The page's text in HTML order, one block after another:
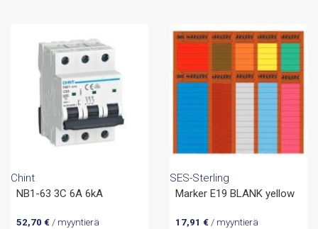
Chint
NB1-63 3C 6A 6kA
52,70 €/ myyntierä
SES-Sterling
Marker E19 BLANK yellow
17,91 €/ myyntierä